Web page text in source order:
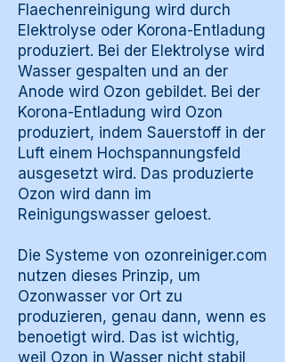
Flaechenreinigung wird durch
Elektrolyse oder Korona-Entladung
produziert. Bei der Elektrolyse wird
Wasser gespalten und an der
Anode wird Ozon gebildet. Bei der
Korona-Entladung wird Ozon
produziert, indem Sauerstoff in der
Luft einem Hochspannungsfeld
ausgesetzt wird. Das produzierte
Ozon wird dann im
Reinigungswasser geloest.
Die Systeme von ozonreiniger.com
nutzen dieses Prinzip, um
Ozonwasser vor Ort zu
produzieren, genau dann, wenn es
benoetigt wird. Das ist wichtig,
weil Ozon in Wasser nicht stabil